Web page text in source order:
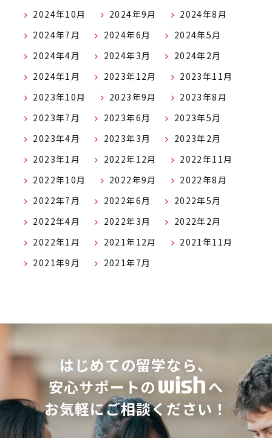
2024年10月
2024年9月
2024年8月
2024年7月
2024年6月
2024年5月
2024年4月
2024年3月
2024年2月
2024年1月
2023年12月
2023年11月
2023年10月
2023年9月
2023年8月
2023年7月
2023年6月
2023年5月
2023年4月
2023年3月
2023年2月
2023年1月
2022年12月
2022年11月
2022年10月
2022年9月
2022年8月
2022年7月
2022年6月
2022年5月
2022年4月
2022年3月
2022年2月
2022年1月
2021年12月
2021年11月
2021年9月
2021年7月
はじめての留学なら、
安心サポートの
へ
お気軽にご相談ください！